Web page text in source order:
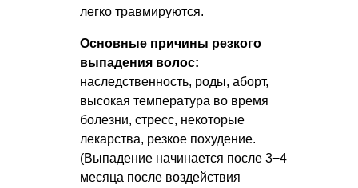
легко травмируются.
Основные причины резкого
выпадения волос:
наследственность, роды, аборт,
высокая температура во время
болезни, стресс, некоторые
лекарства, резкое похудение.
(Выпадение начинается после 3−4
месяца после воздействия